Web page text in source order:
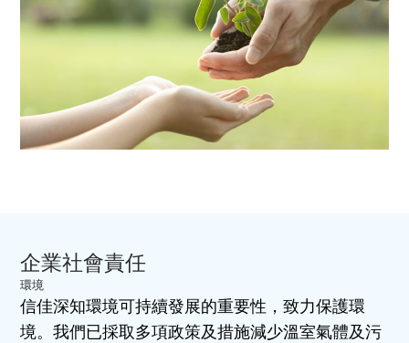
企業社會責任
環境
信佳深知環境可持續發展的重要性，致力保護環
境。我們已採取多項政策及措施減少溫室氣體及污